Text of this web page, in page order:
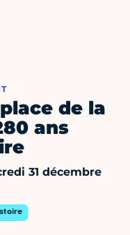
de la
ans
31 décembre